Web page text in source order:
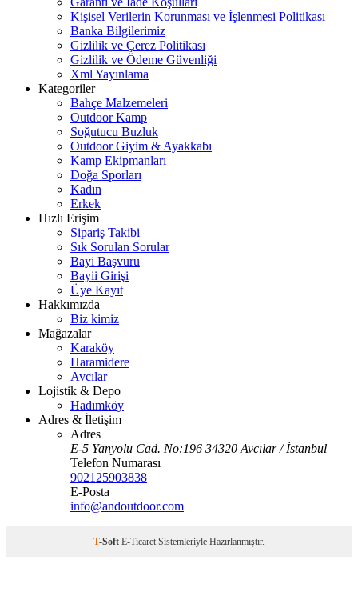
Kişisel Verilerin Korunması ve İşlenmesi Politikası
Banka Bilgilerimiz
Gizlilik ve Çerez Politikası
Gizlilik ve Ödeme Güvenliği
Xml Yayınlama
Kategoriler
Bahçe Malzemeleri
Outdoor Kamp
Soğutucu Buzluk
Outdoor Giyim & Ayakkabı
Kamp Ekipmanları
Doğa Sporları
Kadın
Erkek
Hızlı Erişim
Sipariş Takibi
Sık Sorulan Sorular
Bayi Başvuru
Bayii Girişi
Üye Kayıt
Hakkımızda
Biz kimiz
Mağazalar
Karaköy
Haramidere
Avcılar
Lojistik & Depo
Hadımköy
Adres & İletişim
Adres
E-5 Yanyolu Cad. No:196 34320 Avcılar / İstanbul
Telefon Numarası
902125903838
E-Posta
info@andoutdoor.com
T-Soft E-Ticaret Sistemleriyle Hazırlanmıştır.